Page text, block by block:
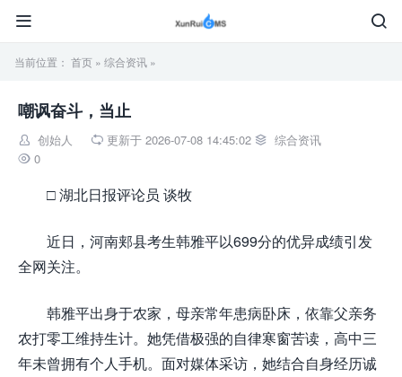


当前位置： 首页 » 综合资讯 »
嘲讽奋斗，当止
 创始人  更新于 2026-07-08 14:45:02  综合资讯
 0
□ 湖北日报评论员 谈牧
近日，河南郏县考生韩雅平以699分的优异成绩引发
全网关注。
韩雅平出身于农家，母亲常年患病卧床，依靠父亲务
农打零工维持生计。她凭借极强的自律寒窗苦读，高中三
年未曾拥有个人手机。面对媒体采访，她结合自身经历诚